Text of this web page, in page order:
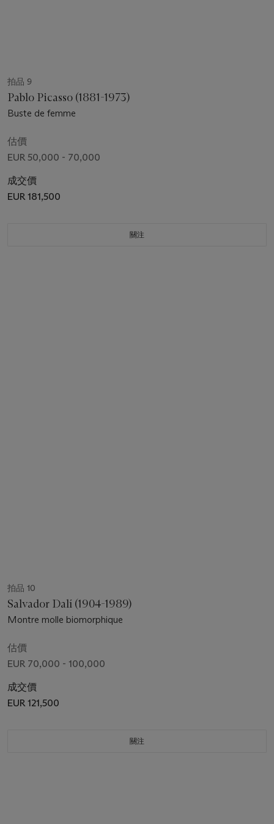
拍品 9
Pablo Picasso (1881-1973)
Buste de femme
估價
EUR 50,000 - 70,000
成交價
EUR 181,500
關注
拍品 10
Salvador Dalí (1904-1989)
Montre molle biomorphique
估價
EUR 70,000 - 100,000
成交價
EUR 121,500
關注